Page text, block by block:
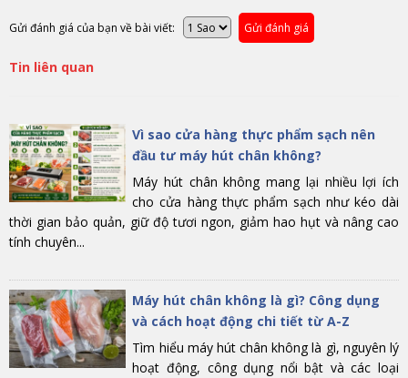
Gửi đánh giá của bạn về bài viết: Gửi đánh giá
Tin liên quan
Vì sao cửa hàng thực phẩm sạch nên
đầu tư máy hút chân không?
Máy hút chân không mang lại nhiều lợi ích
cho cửa hàng thực phẩm sạch như kéo dài
thời gian bảo quản, giữ độ tươi ngon, giảm hao hụt và nâng cao
tính chuyên...
Máy hút chân không là gì? Công dụng
và cách hoạt động chi tiết từ A-Z
Tìm hiểu máy hút chân không là gì, nguyên lý
hoạt động, công dụng nổi bật và các loại